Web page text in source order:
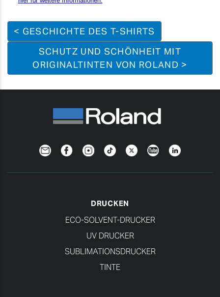
< GESCHICHTE DES T-SHIRTS
SCHUTZ UND SCHÖNHEIT MIT
ORIGINALTINTEN VON ROLAND >
NewsletterFacebookInstagramTikTokTwitterYouTubeLinkedin
DRUCKEN
ECO-SOLVENT-DRUCKER
UV DRUCKER
SUBLIMATIONSDRUCKER
TINTE